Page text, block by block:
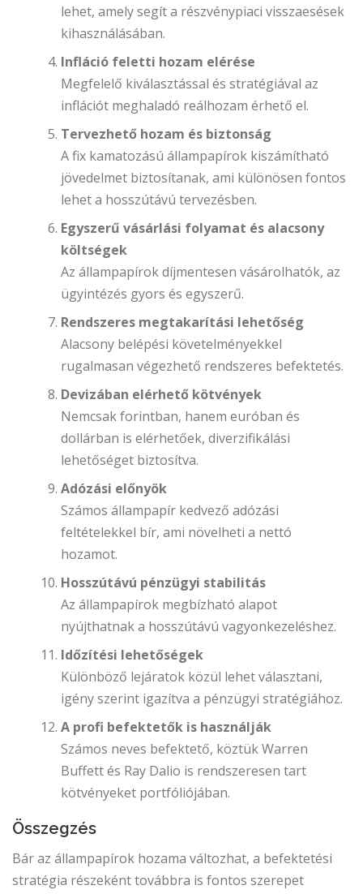
lehet, amely segít a részvénypiaci visszaesések
kihasználásában.
Infláció feletti hozam elérése
Megfelelő kiválasztással és stratégiával az
inflációt meghaladó reálhozam érhető el.
Tervezhető hozam és biztonság
A fix kamatozású állampapírok kiszámítható
jövedelmet biztosítanak, ami különösen fontos
lehet a hosszútávú tervezésben.
Egyszerű vásárlási folyamat és alacsony
költségek
Az állampapírok díjmentesen vásárolhatók, az
ügyintézés gyors és egyszerű.
Rendszeres megtakarítási lehetőség
Alacsony belépési követelményekkel
rugalmasan végezhető rendszeres befektetés.
Devizában elérhető kötvények
Nemcsak forintban, hanem euróban és
dollárban is elérhetőek, diverzifikálási
lehetőséget biztosítva.
Adózási előnyök
Számos állampapír kedvező adózási
feltételekkel bír, ami növelheti a nettó
hozamot.
Hosszútávú pénzügyi stabilitás
Az állampapírok megbízható alapot
nyújthatnak a hosszútávú vagyonkezeléshez.
Időzítési lehetőségek
Különböző lejáratok közül lehet választani,
igény szerint igazítva a pénzügyi stratégiához.
A profi befektetők is használják
Számos neves befektető, köztük Warren
Buffett és Ray Dalio is rendszeresen tart
kötvényeket portfóliójában.
Összegzés
Bár az állampapírok hozama változhat, a befektetési
stratégia részeként továbbra is fontos szerepet